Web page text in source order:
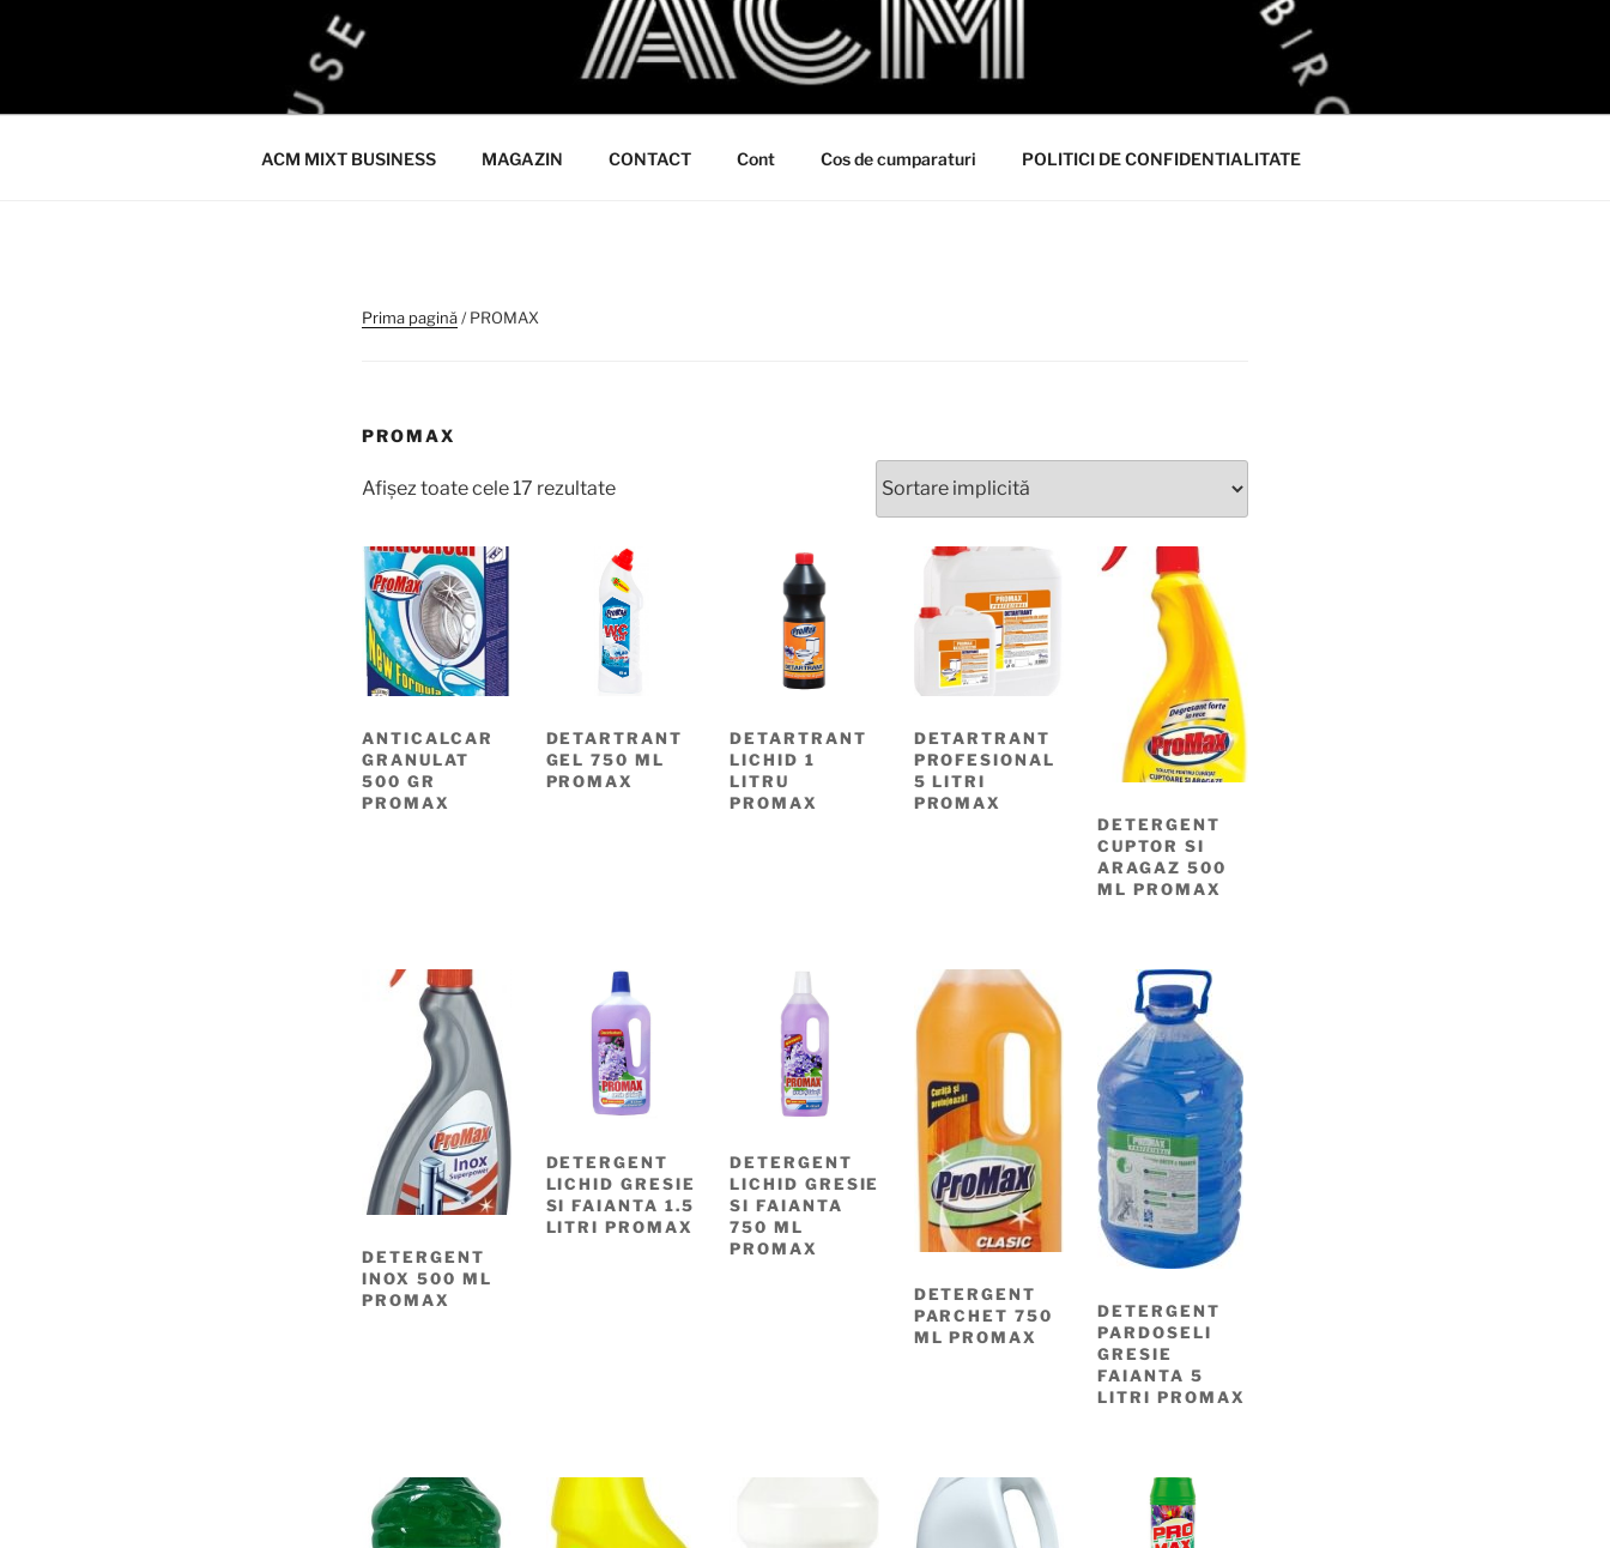
ACM
ACM VIRTUAL SHOP
ACM MIXT BUSINESS MAGAZIN CONTACT Cont Cos de cumparaturi POLITICI DE CONFIDENTIALITATE
Prima pagină/ PROMAX
PROMAX
Afișez toate cele 17 rezultate
ANTICALCAR
GRANULAT
500 GR
PROMAX
DETARTRANT
GEL 750 ML
PROMAX
DETARTRANT
LICHID 1
LITRU
PROMAX
DETARTRANT
PROFESIONAL
5 LITRI
PROMAX
DETERGENT
CUPTOR SI
ARAGAZ 500
ML PROMAX
DETERGENT
INOX 500 ML
PROMAX
DETERGENT
LICHID GRESIE
SI FAIANTA 1.5
LITRI PROMAX
DETERGENT
LICHID GRESIE
SI FAIANTA
750 ML
PROMAX
DETERGENT
PARCHET 750
ML PROMAX
DETERGENT
PARDOSELI
GRESIE
FAIANTA 5
LITRI PROMAX